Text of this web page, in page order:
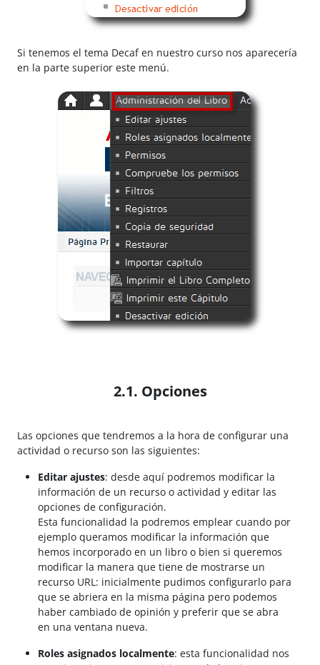
Si tenemos el tema Decaf en nuestro curso nos aparecería
en la parte superior este menú.
2.1. Opciones
Las opciones que tendremos a la hora de configurar una
actividad o recurso son las siguientes:
Editar ajustes: desde aquí podremos modificar la
información de un recurso o actividad y editar las
opciones de configuración.
Esta funcionalidad la podremos emplear cuando por
ejemplo queramos modificar la información que
hemos incorporado en un libro o bien si queremos
modificar la manera que tiene de mostrarse un
recurso URL: inicialmente pudimos configurarlo para
que se abriera en la misma página pero podemos
haber cambiado de opinión y preferir que se abra
en una ventana nueva.
Roles asignados localmente: esta funcionalidad nos